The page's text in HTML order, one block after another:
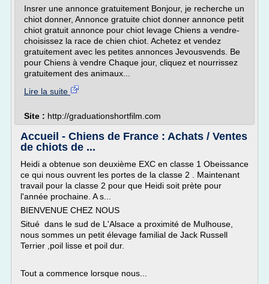
Insrer une annonce gratuitement Bonjour, je recherche un
chiot donner, Annonce gratuite chiot donner annonce petit
chiot gratuit annonce pour chiot levage Chiens a vendre-
choisissez la race de chien chiot. Achetez et vendez
gratuitement avec les petites annonces Jevousvends. Be
pour Chiens à vendre Chaque jour, cliquez et nourrissez
gratuitement des animaux...
Lire la suite
Site : http://graduationshortfilm.com
Accueil - Chiens de France : Achats / Ventes
de chiots de ...
Heidi a obtenue son deuxième EXC en classe 1 Obeissance
ce qui nous ouvrent les portes de la classe 2 . Maintenant
travail pour la classe 2 pour que Heidi soit prète pour
l'année prochaine. A s...
BIENVENUE CHEZ NOUS
Situé dans le sud de L'Alsace a proximité de Mulhouse,
nous sommes un petit élevage familial de Jack Russell
Terrier ,poil lisse et poil dur.
Tout a commence lorsque nous...